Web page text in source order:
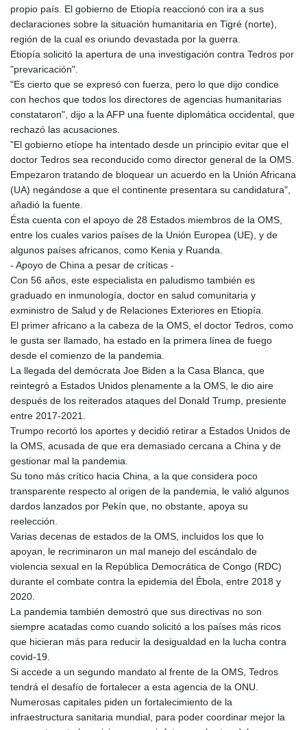
propio país. El gobierno de Etiopía reaccionó con ira a sus
declaraciones sobre la situación humanitaria en Tigré (norte),
región de la cual es oriundo devastada por la guerra.
Etiopía solicitó la apertura de una investigación contra Tedros por
"prevaricación".
"Es cierto que se expresó con fuerza, pero lo que dijo condice
con hechos que todos los directores de agencias humanitarias
constataron", dijo a la AFP una fuente diplomática occidental, que
rechazó las acusaciones.
"El gobierno etíope ha intentado desde un principio evitar que el
doctor Tedros sea reconducido como director general de la OMS.
Empezaron tratando de bloquear un acuerdo en la Unión Africana
(UA) negándose a que el continente presentara su candidatura",
añadió la fuente.
Ésta cuenta con el apoyo de 28 Estados miembros de la OMS,
entre los cuales varios países de la Unión Europea (UE), y de
algunos países africanos, como Kenia y Ruanda.
- Apoyo de China a pesar de críticas -
Con 56 años, este especialista en paludismo también es
graduado en inmunología, doctor en salud comunitaria y
exministro de Salud y de Relaciones Exteriores en Etiopía.
El primer africano a la cabeza de la OMS, el doctor Tedros, como
le gusta ser llamado, ha estado en la primera línea de fuego
desde el comienzo de la pandemia.
La llegada del demócrata Joe Biden a la Casa Blanca, que
reintegró a Estados Unidos plenamente a la OMS, le dio aire
después de los reiterados ataques del Donald Trump, presiente
entre 2017-2021.
Trumpo recortó los aportes y decidió retirar a Estados Unidos de
la OMS, acusada de que era demasiado cercana a China y de
gestionar mal la pandemia.
Su tono más crítico hacia China, a la que considera poco
transparente respecto al origen de la pandemia, le valió algunos
dardos lanzados por Pekín que, no obstante, apoya su
reelección.
Varias decenas de estados de la OMS, incluidos los que lo
apoyan, le recriminaron un mal manejo del escándalo de
violencia sexual en la República Democrática de Congo (RDC)
durante el combate contra la epidemia del Ébola, entre 2018 y
2020.
La pandemia también demostró que sus directivas no son
siempre acatadas como cuando solicitó a los países más ricos
que hicieran más para reducir la desigualdad en la lucha contra
covid-19.
Si accede a un segundo mandato al frente de la OMS, Tedros
tendrá el desafío de fortalecer a esta agencia de la ONU.
Numerosas capitales piden un fortalecimiento de la
infraestructura sanitaria mundial, para poder coordinar mejor la